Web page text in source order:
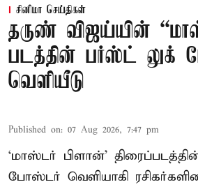
சினிமா செய்திகள்
தருண் விஜய்யின்
படத்தின் பர்ஸ்ட் லுக்
வெளியீடு
Published on: 07 Aug 2026, 7:47 pm
‘மாஸ்டர் பிளான்’
போஸ்டர் வெளியாகி